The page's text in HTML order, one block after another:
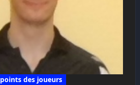
points des joueurs